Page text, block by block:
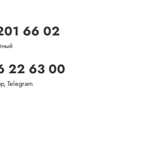
66 02
22 63 00
Telegram